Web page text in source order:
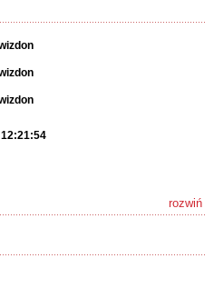
rozwiń